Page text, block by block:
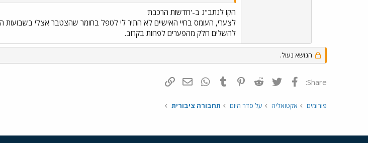
הקו לנתב"ג ב-'חדשות הרכבת'
לצערי, העומס בחיי האישיים לא התיר לי לטפל בחומר שהצטבר אצלי בשבועות
להשלים חלק מהפערים לפחות בקרוב.
הנושא נעול.
Share: פייסבוק Twitter
Reddit
Pinterest
Tumblr
WhatsAppדואר אלקטרוני
פורומים אקטואליה על סדר היום תחבורה ציבורית